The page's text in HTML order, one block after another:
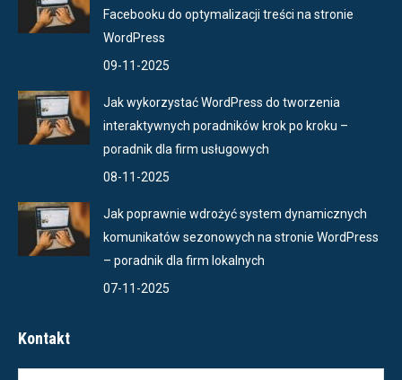
Facebooku do optymalizacji treści na stronie
WordPress
09-11-2025
Jak wykorzystać WordPress do tworzenia
interaktywnych poradników krok po kroku –
poradnik dla firm usługowych
08-11-2025
Jak poprawnie wdrożyć system dynamicznych
komunikatów sezonowych na stronie WordPress
– poradnik dla firm lokalnych
07-11-2025
Kontakt